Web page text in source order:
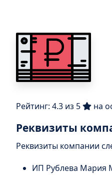
Рейтинг: 4.3 из 5 на
Реквизиты
Реквизиты компании
ИП Рублева Мария